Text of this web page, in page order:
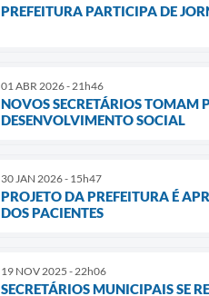
PREFEITURA PARTICIPA DE
01 ABR 2026 - 21h46
NOVOS SECRETÁRIOS TOMAM
DESENVOLVIMENTO SOCIAL
30 JAN 2026 - 15h47
PROJETO DA PREFEITURA É
DOS PACIENTES
19 NOV 2025 - 22h06
SECRETÁRIOS MUNICIPAIS SE